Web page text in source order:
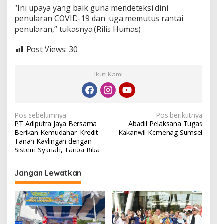
a
f
“Ini upaya yang baik guna mendeteksi dini
penularan COVID-19 dan juga memutus rantai
penularan,” tukasnya.(Rilis Humas)
Post Views: 30
Ikuti Kami
N
a
v
i
g
a
s
i
Pos sebelumnya
PT Adiputra Jaya Bersama
Berikan Kemudahan Kredit
Tanah Kavlingan dengan
Sistem Syariah, Tanpa Riba
Pos berikutnya
Abadil Pelaksana Tugas
Kakanwil Kemenag Sumsel
Jangan Lewatkan